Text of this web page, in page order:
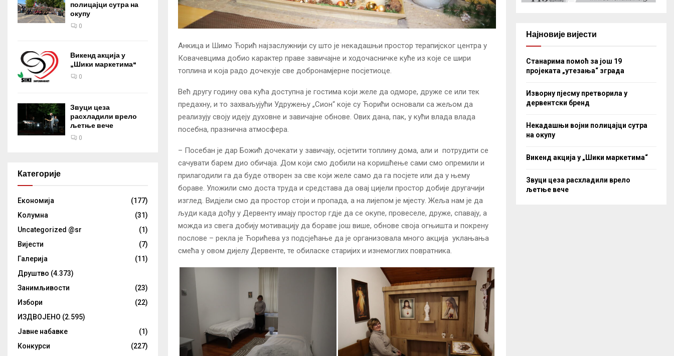
Анкица и Шимо Ћорић најзаслужнији су што је некадашњи простор терапијског центра у
Ковачевцима добио карактер праве завичајне и ходочасничке куће из које се шири
топлина и која радо дочекује све добронамјерне посјетиоце.
Већ другу годину ова кућа доступна је гостима који желе да одморе, друже се или тек
предахну, и то захваљујући Удружењу „Сион“ које су Ћорићи основали са жељом да
реализују своју идеју духовне и завичајне обнове. Ових дана, пак, у кући влада влада
посебна, празнична атмосфера.
– Посебан је дар Божић дочекати у завичају, осјетити топлину дома, али и потрудити се
сачувати барем дио обичаја. Дом који смо добили на коришћење сами смо опремили и
прилагодили га да буде отворен за све који желе само да га посјете или да у њему
бораве. Уложили смо доста труда и средстава да овај цијели простор добије другачији
изглед. Видјели смо да простор стоји и пропада, а на лијепом је мјесту. Жеља нам је да
људи када дођу у Дервенту имају простор гдје да се окупе, провеселе, друже, спавају, а
можда из свега добију мотивацију да бораве још више, обнове своја огњишта и покрену
послове – рекла је Ћорићева уз подсјећање да је организовала много акција уклањања
смећа у овом дијелу Дервенте, те обиласке старијих и изнемоглих повратника.
полицајци сутра на
окупу
0
Викенд акција у
„Шики маркетима“
0
Звуци цеза
расхладили врело
љетње вече
0
Категорије
Eкономија
(177)
Kолумнa
(31)
Uncategorized @sr
(1)
Вијести
(7)
Галерија
(11)
Друштво (4.373)
Занимљивости
(23)
Избори
(22)
ИЗДВОЈЕНО (2.595)
Јавне набавке
(1)
Конкурси
(227)
Најновије вијести
Станарима помоћ за још 19
пројеката „утезања“ зграда
Изворну пјесму претворила у
дервентски бренд
Некадашњи војни полицајци сутра
на окупу
Викенд акција у „Шики маркетима“
Звуци цеза расхладили врело
љетње вече